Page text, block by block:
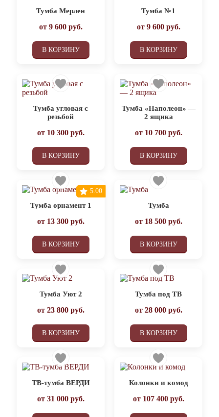
Тумба Мерлен
от 9 600руб.
В КОРЗИНУ
Тумба №1
от 9 600руб.
В КОРЗИНУ
Тумба угловая с
резьбой
от 10 300руб.
В КОРЗИНУ
Тумба «Наполеон» —
2 ящика
от 10 700руб.
В КОРЗИНУ
Тумба орнамент 1
от 13 300руб.
В КОРЗИНУ
5.00
Тумба
от 18 500руб.
В КОРЗИНУ
Тумба Уют 2
от 23 800руб.
В КОРЗИНУ
Тумба под ТВ
от 28 000руб.
В КОРЗИНУ
ТВ-тумба ВЕРДИ
от 31 000руб.
Колонки и комод
от 107 400руб.